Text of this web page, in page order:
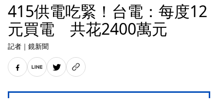
415供電吃緊！台電：每度12
元買電 共花2400萬元
記者 ｜ 鏡新聞